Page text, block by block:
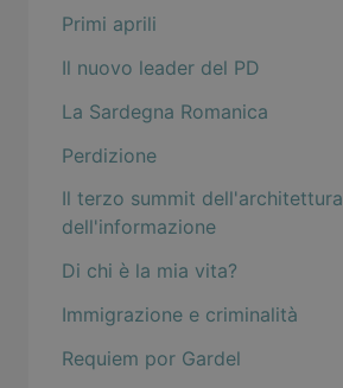
Primi aprili
Il nuovo leader del PD
La Sardegna Romanica
Perdizione
Il terzo summit dell'architettura
dell'informazione
Di chi è la mia vita?
Immigrazione e criminalità
Requiem por Gardel